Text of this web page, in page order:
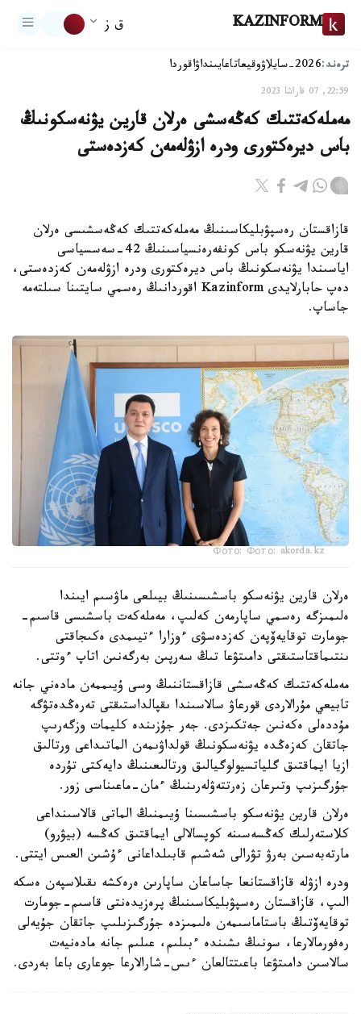
KAZINFORM ق ز
ترەند:2026-سايلاۋ وقيعاتاعايىنداۋاقوردا
22:59, 07 قاراشا 2023
مەملەكەتتىك كەڭەسشى ەرلان قارين يۋنەسكونىڭ
باس ديرەكتورى ودرە ازۋلەمەن كەزدەستى
قازاقستان رەسپۋبليكاسىنىڭ مەملەكەتتىك كەڭەسشىسى ەرلان
قارين يۋنەسكو باس كونفەرەنسياسىنىڭ 42-سەسسياسى
اياسىندا يۋنەسكونىڭ باس ديرەكتورى ودرە ازۋلەمەن كەزدەستى،
دەپ حابارلايدى Kazinform اقوردانىڭ رەسمي سايتىنا سىلتەمە
جاساپ.
Фото: Фото: akorda.kz
ەرلان قارين يۋنەسكو باسشىسىنىڭ بيىلعى ماۋسىم ايىندا
ەلىمىزگە رەسمي ساپارمەن كەلىپ، مەملەكەت باسشىسى قاسىم-
جومارت توقايەۆپەن كەزدەسۋى ءوزارا ءتيىمدى ەكىجاقتى
ىنتىماقتاستىقتى دامىتۋعا تىڭ سەرپىن بەرگەنىن اتاپ ءوتتى.
مەملەكەتتىك كەڭەسشى قازاقستاننىڭ وسى ۇيىممەن مادەني جانە
تابيعي مۇرالاردى قورعاۋ سالاسىندا ىقپالداستىقتى تەرەڭدەتۋگە
مۇددەلى ەكەنىن جەتكىزدى. جەر جۇزىندە كليمات وزگەرىپ
جاتقان كەزەڭدە يۋنەسكونىڭ قولداۋىمەن الماتىداعى ورتالىق
ازيا ايماقتىق گلياتسيولوگيالىق ورتالىعىنىڭ دايەكتى تۇردە
جۇرگىزىپ وتىرعان زەرتتەۋلەرىنىڭ ءمان-ماعىناسى زور.
ەرلان قارين يۋنەسكو باسشىسىنا ۇيىمنىڭ الماتى قالاسىنداعى
كلاستەرلىك كەڭسەسىنە كوپسالالى ايماقتىق كەڭسە (بيۋرو)
مارتەبەسىن بەرۋ تۋرالى شەشىم قابىلداعانى ءۇشىن العىس ايتتى.
ودرە ازۋلە قازاقستانعا جاساعان ساپارىن ەرەكشە ىقىلاسپەن ەسكە
الىپ، قازاقستان رەسپۋبليكاسىنىڭ پرەزيدەنتى قاسىم-جومارت
توقايەۆتىڭ باستاماسىمەن ەلىمىزدە جۇرگىزىلىپ جاتقان جۇيەلى
رەفورمالارعا، سونىڭ ىشىندە ءبىلىم، عىلىم جانە مادەنيەت
سالاسىن دامىتۋعا باعىتتالعان ءىس-شارالارعا جوعارى باعا بەردى.